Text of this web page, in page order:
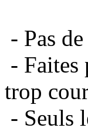
- Pas
- Faites
trop
- Seuls